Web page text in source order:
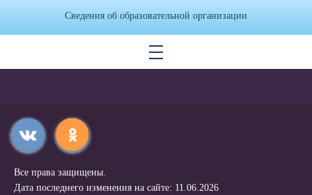
Сведения об образовательной организации
Все права защищены.
Дата последнего изменения на сайте: 11.06.2026